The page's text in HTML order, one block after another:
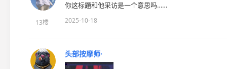
13楼
你这标题和他采访是一个意思吗……
2025-10-18
头部按摩师·